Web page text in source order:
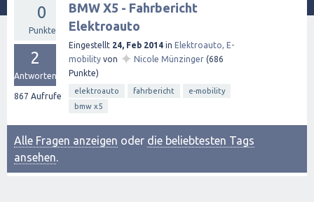
0
Punkte
2
Antworten
867 Aufrufe
BMW X5 - Fahrbericht
Elektroauto
Eingestellt 24, Feb 2014 in Elektroauto, E-
mobility von ✦ Nicole Münzinger (686
Punkte)
elektroauto fahrbericht
e-mobility
bmw x5
Alle Fragen anzeigen oder die beliebtesten Tags
ansehen.